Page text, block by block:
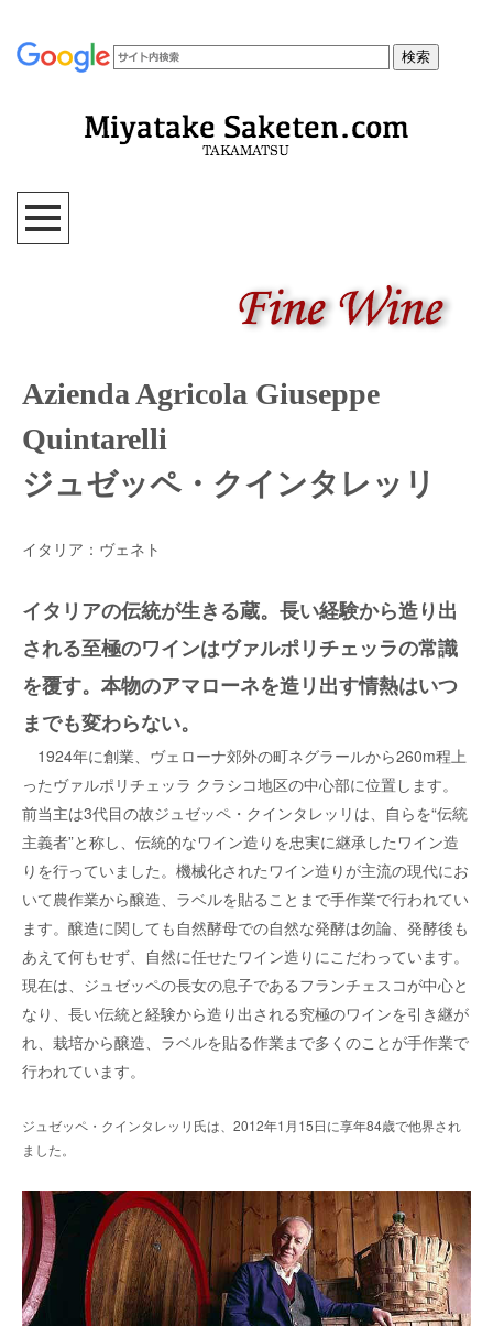
Azienda Agricola Giuseppe
Quintarelli
ジュゼッペ・クインタレッリ
イタリア：ヴェネト
イタリアの伝統が生きる蔵。長い経験から造り出
される至極のワインはヴァルポリチェッラの常識
を覆す。本物のアマローネを造リ出す情熱はいつ
までも変わらない。
1924年に創業、ヴェローナ郊外の町ネグラールから260m程上
ったヴァルポリチェッラ クラシコ地区の中心部に位置します。
前当主は3代目の故ジュゼッペ・クインタレッリは、自らを“伝統
主義者”と称し、伝統的なワイン造りを忠実に継承したワイン造
りを行っていました。機械化されたワイン造りが主流の現代にお
いて農作業から醸造、ラベルを貼ることまで手作業で行われてい
ます。醸造に関しても自然酵母での自然な発酵は勿論、発酵後も
あえて何もせず、自然に任せたワイン造りにこだわっています。
現在は、ジュゼッペの長女の息子であるフランチェスコが中心と
なり、長い伝統と経験から造り出される究極のワインを引き継が
れ、栽培から醸造、ラベルを貼る作業まで多くのことが手作業で
行われています。
ジュゼッペ・クインタレッリ氏は、2012年1月15日に享年84歳で他界され
ました。